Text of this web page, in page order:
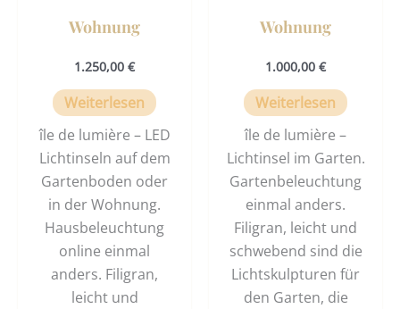
Wohnung
1.250,00 €
Weiterlesen
île de lumière – LED
Lichtinseln auf dem
Gartenboden oder
in der Wohnung.
Hausbeleuchtung
online einmal
anders. Filigran,
leicht und
Wohnung
1.000,00 €
Weiterlesen
île de lumière –
Lichtinsel im Garten.
Gartenbeleuchtung
einmal anders.
Filigran, leicht und
schwebend sind die
Lichtskulpturen für
den Garten, die